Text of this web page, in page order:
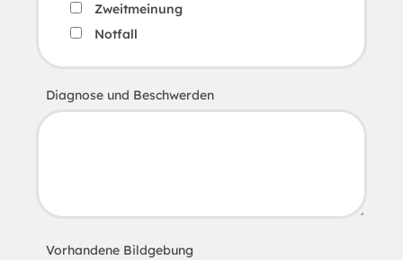
Zweitmeinung
Notfall
Diagnose und Beschwerden
Vorhandene Bildgebung